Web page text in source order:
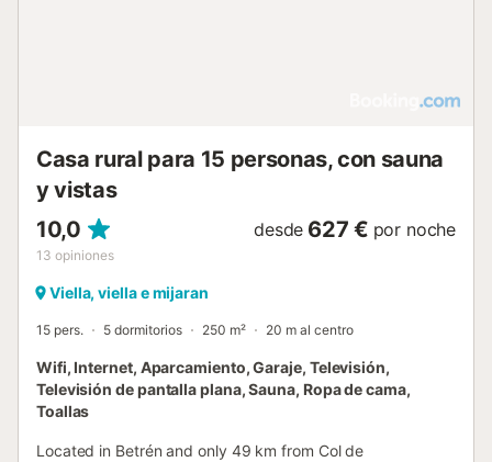
Casa rural para 15 personas, con sauna
y vistas
10,0
13 opiniones
desde 627 € por noche
Viella, viella e mijaran
15 pers. 5 dormitorios 250 m² 20 m al centro
Wifi, Internet, Aparcamiento, Garaje, Televisión,
Televisión de pantalla plana, Sauna, Ropa de cama,
Toallas
Located in Betrén and only 49 km from Col de